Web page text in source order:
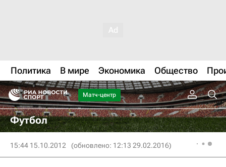
Политика В мире Экономика Общество
Матч-центр
Футбол
15:44 15.10.2012 (обновлено: 12:13 29.02.2016)